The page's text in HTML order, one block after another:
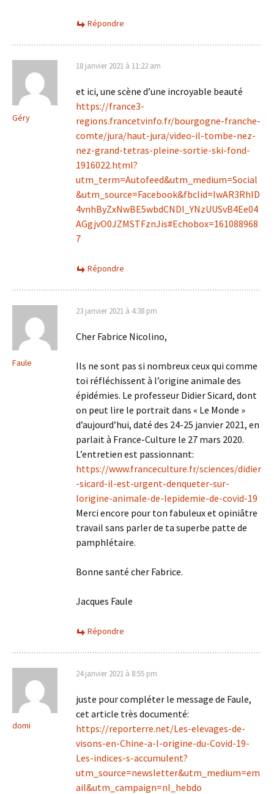
Répondre
Géry
18 janvier 2021 à 11:22 am
et ici, une scène d’une incroyable beauté
https://france3-
regions.francetvinfo.fr/bourgogne-franche-
comte/jura/haut-jura/video-il-tombe-nez-
nez-grand-tetras-pleine-sortie-ski-fond-
1916022.html?
utm_term=Autofeed&utm_medium=Social
&utm_source=Facebook&fbclid=IwAR3RhID
4vnhByZxNwBE5wbdCNDI_YNzUUSvB4Ee04
AGgjvO0JZMSTFznJis#Echobox=161088968
7
Répondre
Faule
23 janvier 2021 à 4:38 pm
Cher Fabrice Nicolino,
Ils ne sont pas si nombreux ceux qui comme
toi réfléchissent à l’origine animale des
épidémies. Le professeur Didier Sicard, dont
on peut lire le portrait dans « Le Monde »
d’aujourd’hui, daté des 24-25 janvier 2021, en
parlait à France-Culture le 27 mars 2020.
L’entretien est passionnant:
https://www.franceculture.fr/sciences/didier
-sicard-il-est-urgent-denqueter-sur-
lorigine-animale-de-lepidemie-de-covid-19
Merci encore pour ton fabuleux et opiniâtre
travail sans parler de ta superbe patte de
pamphlétaire.
Bonne santé cher Fabrice.
Jacques Faule
Répondre
domi
24 janvier 2021 à 8:55 pm
juste pour compléter le message de Faule,
cet article très documenté:
https://reporterre.net/Les-elevages-de-
visons-en-Chine-a-l-origine-du-Covid-19-
Les-indices-s-accumulent?
utm_source=newsletter&utm_medium=em
ail&utm_campaign=nl_hebdo